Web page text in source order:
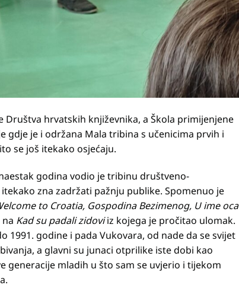
hrvatskih književnika, a Škola primijenjene
gdje je i održana Mala tribina s učenicima prvih i
se još itekako osjećaju.
godina vodio je tribinu društveno-
zna zadržati pažnju publike. Spomenuo je
to Croatia, Gospodina Bezimenog, U ime oca
Kad su padali zidoviiz kojega je pročitao ulomak.
1991. godine i pada Vukovara, od nade da se svijet
a glavni su junaci otprilike iste dobi kao
generacije mladih u što sam se uvjerio i tijekom